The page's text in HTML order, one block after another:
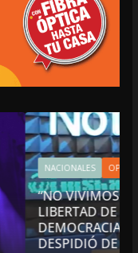
TIEMPOS PARA LA
NI PARA LA
LUIS